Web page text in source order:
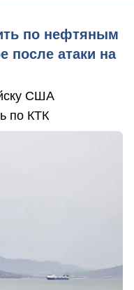
по нефтяным
после атаки на
США
по КТК